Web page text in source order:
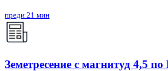
преди 21 мин
Земетресение с магнитуд 4,5